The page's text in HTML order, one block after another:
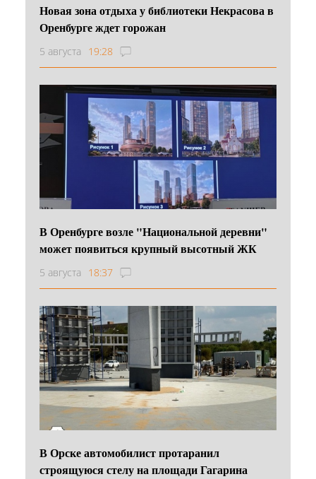
Новая зона отдыха у библиотеки Некрасова в
Оренбурге ждет горожан
5 августа 19:28
В Оренбурге возле "Национальной деревни"
может появиться крупный высотный ЖК
5 августа 18:37
В Орске автомобилист протаранил
строящуюся стелу на площади Гагарина